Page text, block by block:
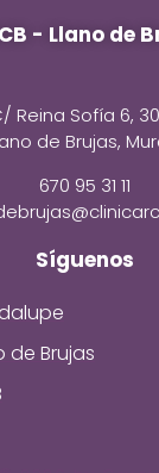
- Llano de
Reina Sofía 6,
de Brujas,
670 95 31 11
Síguenos
de Brujas